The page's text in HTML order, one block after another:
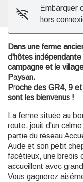
Embarquer
hors
Dans une ferme
d'hôtes
campagne et le
Paysan.
Proche des GR4, 9
sont les bienvenus !
La ferme située au
route, jouit d'un
partie du réseau
Aude et son petit
facétieux, une brebis
accueillent avec
Vous gagnerez